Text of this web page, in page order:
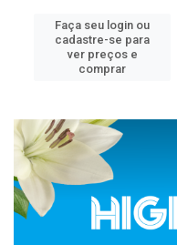
Faça seu login ou
cadastre-se para
ver preços e
comprar